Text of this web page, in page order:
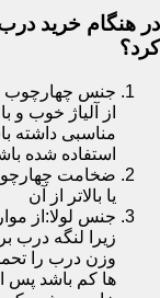
در هنگام خرید
کرد؟
جنس چهارچوب
از آلیاژ خوب
استفاده شده
یا بالاتر از آن
جنس لولا:از
زیرا لنگه درب
وزن درب را
ها کم باشد پس